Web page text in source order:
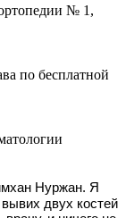
№ 1,
по бесплатной
Нуржан. Я
двух костей